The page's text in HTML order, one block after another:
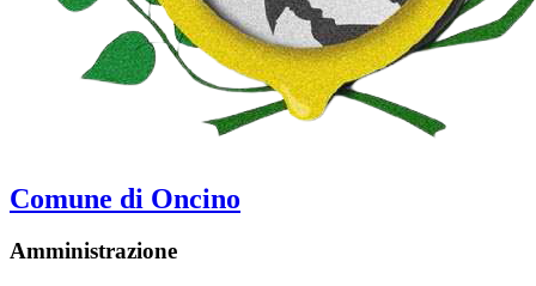
Comune di Oncino
Amministrazione